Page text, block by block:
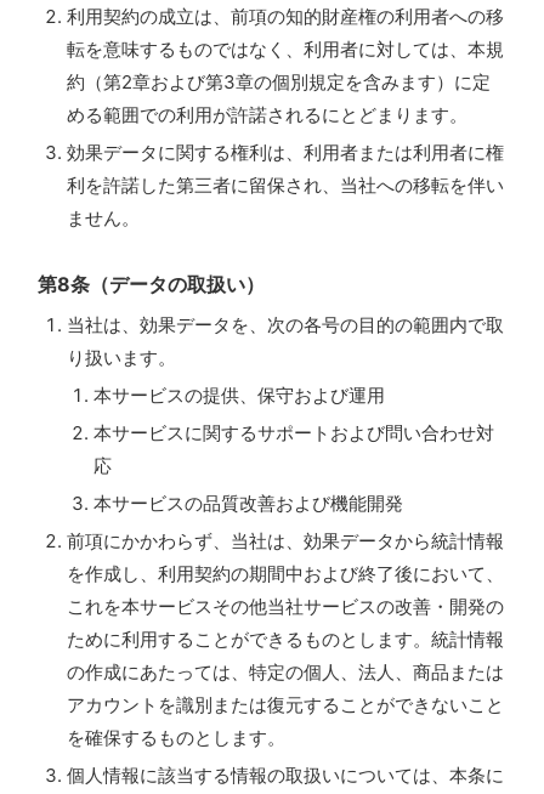
利用契約の成立は、前項の知的財産権の利用者への移
転を意味するものではなく、利用者に対しては、本規
約（第2章および第3章の個別規定を含みます）に定
める範囲での利用が許諾されるにとどまります。
効果データに関する権利は、利用者または利用者に権
利を許諾した第三者に留保され、当社への移転を伴い
ません。
第8条（データの取扱い）
当社は、効果データを、次の各号の目的の範囲内で取
り扱います。
本サービスの提供、保守および運用
本サービスに関するサポートおよび問い合わせ対
応
本サービスの品質改善および機能開発
前項にかかわらず、当社は、効果データから統計情報
を作成し、利用契約の期間中および終了後において、
これを本サービスその他当社サービスの改善・開発の
ために利用することができるものとします。統計情報
の作成にあたっては、特定の個人、法人、商品または
アカウントを識別または復元することができないこと
を確保するものとします。
個人情報に該当する情報の取扱いについては、本条に